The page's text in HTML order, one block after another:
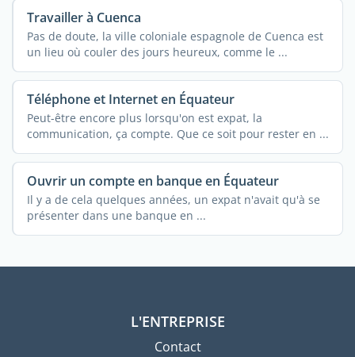
Travailler à Cuenca
Pas de doute, la ville coloniale espagnole de Cuenca est
un lieu où couler des jours heureux, comme le ...
Téléphone et Internet en Équateur
Peut-être encore plus lorsqu'on est expat, la
communication, ça compte. Que ce soit pour rester en ...
Ouvrir un compte en banque en Équateur
Il y a de cela quelques années, un expat n'avait qu'à se
présenter dans une banque en ...
L'ENTREPRISE
Contact